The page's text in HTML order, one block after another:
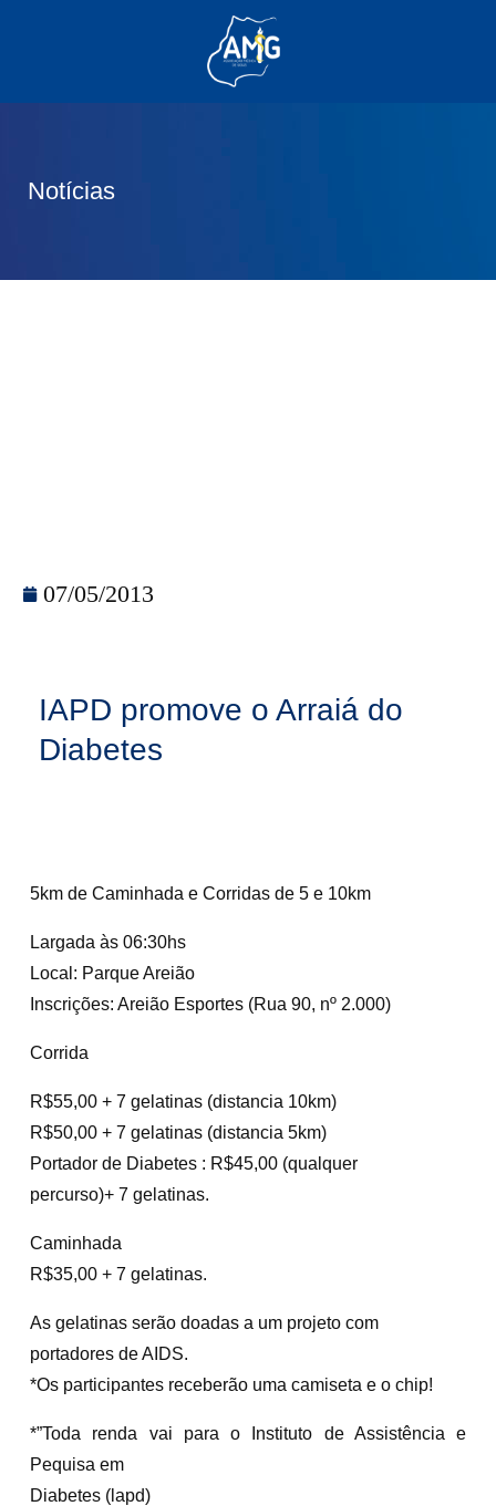
Notícias
07/05/2013
IAPD promove o Arraiá do
Diabetes
5km de Caminhada e Corridas de 5 e 10km
Largada às 06:30hs
Local: Parque Areião
Inscrições: Areião Esportes (Rua 90, nº 2.000)
Corrida
R$55,00 + 7 gelatinas (distancia 10km)
R$50,00 + 7 gelatinas (distancia 5km)
Portador de Diabetes : R$45,00 (qualquer
percurso)+ 7 gelatinas.
Caminhada
R$35,00 + 7 gelatinas.
As gelatinas serão doadas a um projeto com
portadores de AIDS.
*Os participantes receberão uma camiseta e o chip!
*”Toda renda vai para o Instituto de Assistência e
Pequisa em
Diabetes (lapd)